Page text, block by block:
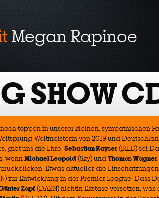
Megan Rapinoe
SHOW
toppen in unserer kleinen, sympathischen
Weltmeisterin von 2019 und
gibt uns die Ehre, Sebastian Kayser(BILD) sei
wennMichael Leopold(Sky) undThomas Wagner
Etwas aktueller die
zur Entwicklung in der Premier League. Dass
Zapf(DAZN) nichtin Ekstase versetzen, was